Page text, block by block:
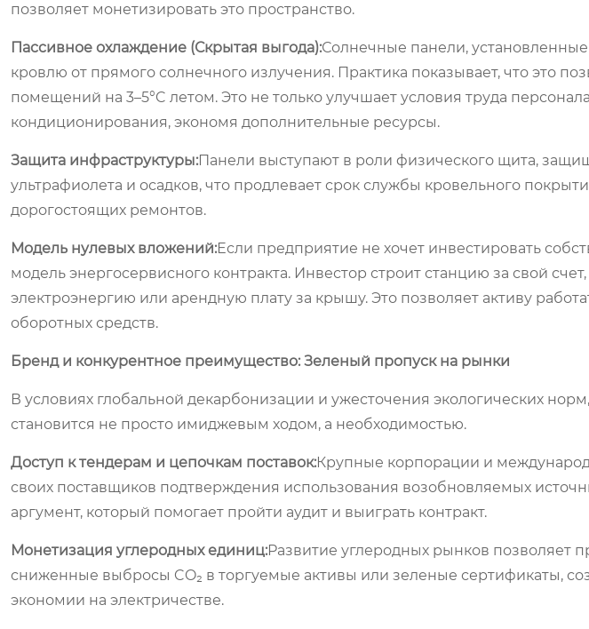
позволяет монетизировать это пространство.
Пассивное охлаждение (Скрытая выгода):Солнечные панели,
кровлю от прямого солнечного излучения. Практика показывает, что это
помещений на 3–5°C летом. Это не только улучшает условия труда
кондиционирования, экономя дополнительные ресурсы.
Защита инфраструктуры:Панели выступают в роли физического щита,
ультрафиолета и осадков, что продлевает срок службы кровельного
дорогостоящих ремонтов.
Модель нулевых вложений:Если предприятие не хочет инвестировать
модель энергосервисного контракта. Инвестор строит станцию за свой
электроэнергию или арендную плату за крышу. Это позволяет активу
оборотных средств.
Бренд и конкурентное преимущество: Зеленый пропуск на рынки
В условиях глобальной декарбонизации и ужесточения экологических
становится не просто имиджевым ходом, а необходимостью.
Доступ к тендерам и цепочкам поставок:Крупные корпорации и
своих поставщиков подтверждения использования возобновляемых
аргумент, который помогает пройти аудит и выиграть контракт.
Монетизация углеродных единиц:Развитие углеродных рынков позволяет
сниженные выбросы CO₂ в торгуемые активы или зеленые сертификаты,
экономии на электричестве.